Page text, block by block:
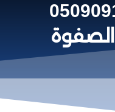
0509091475